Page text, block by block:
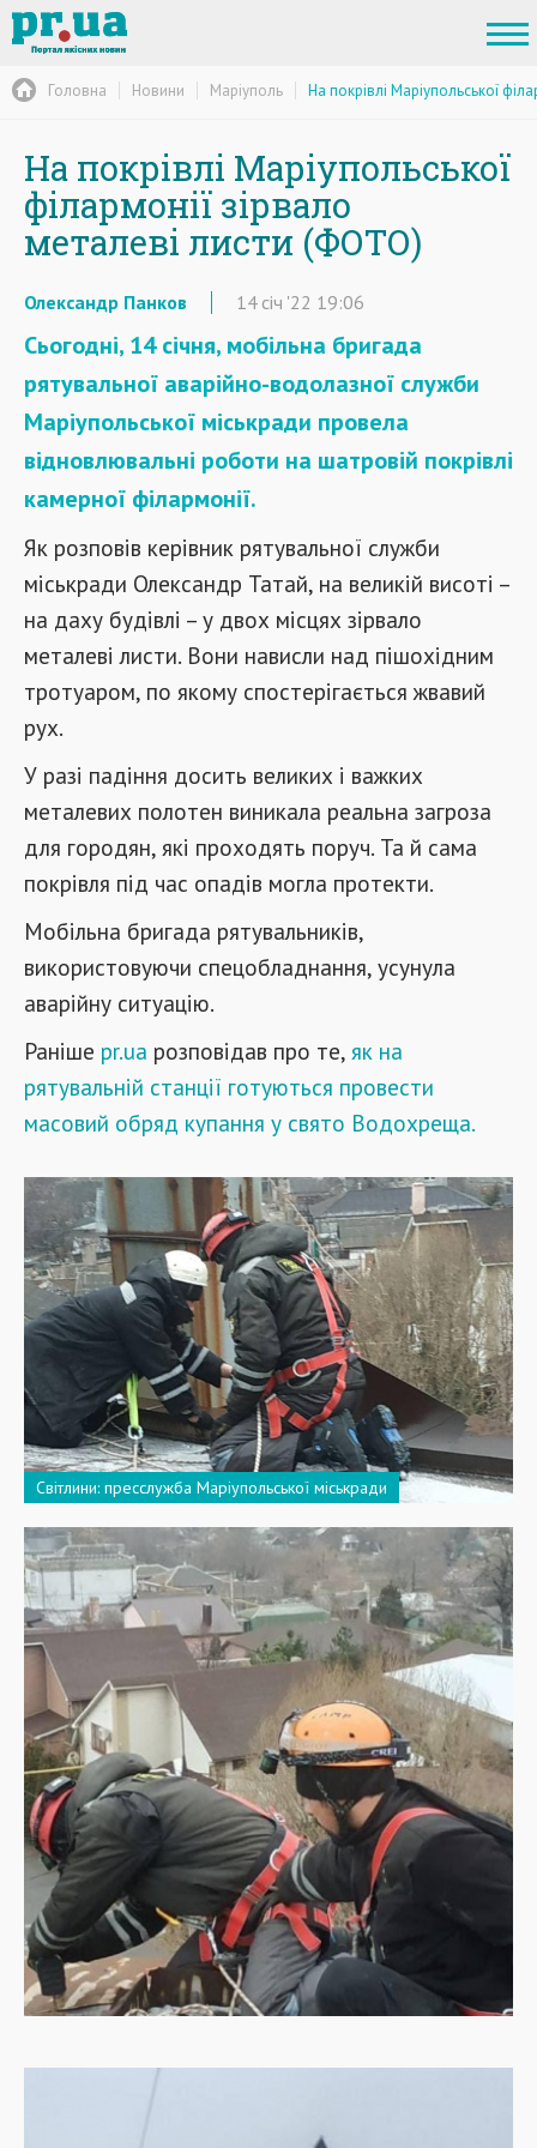
Головна Новини Маріуполь На покрівлі Маріупольської
На покрівлі Маріупольської
філармонії зірвало
металеві листи (ФОТО)
Олександр Панков 14 січ '22 19:06
Сьогодні, 14 січня, мобільна бригада
рятувальної аварійно-водолазної служби
Маріупольської міськради провела
відновлювальні роботи на шатровій покрівлі
камерної філармонії.
Як розповів керівник рятувальної служби
міськради Олександр Татай, на великій висоті –
на даху будівлі – у двох місцях зірвало
металеві листи. Вони нависли над пішохідним
тротуаром, по якому спостерігається жвавий
рух.
У разі падіння досить великих і важких
металевих полотен виникала реальна загроза
для городян, які проходять поруч. Та й сама
покрівля під час опадів могла протекти.
Мобільна бригада рятувальників,
використовуючи спецобладнання, усунула
аварійну ситуацію.
Раніше pr.ua розповідав про те, як на
рятувальній станції готуються провести
масовий обряд купання у свято Водохреща.
Світлини: пресслужба Маріупольської міськради